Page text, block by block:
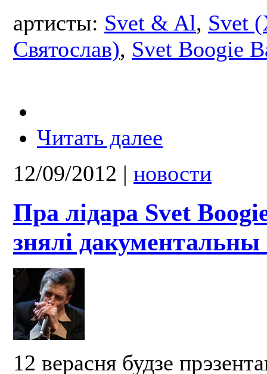
артисты: Svet & Al, Svet
Святослав), Svet Boogie
Читать далее
12/09/2012 | новости
Пра лідара Svet
знялі
12 верасня будзе